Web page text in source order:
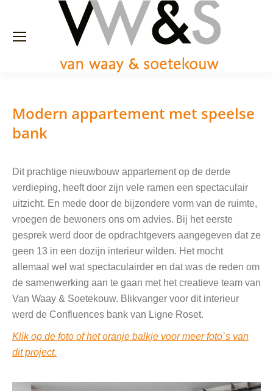
Modern appartement met speelse
bank
Dit prachtige nieuwbouw appartement op de derde
verdieping, heeft door zijn vele ramen een spectaculair
uitzicht. En mede door de bijzondere vorm van de ruimte,
vroegen de bewoners ons om advies. Bij het eerste
gesprek werd door de opdrachtgevers aangegeven dat ze
geen 13 in een dozijn interieur wilden. Het mocht
allemaal wel wat spectaculairder en dat was de reden om
de samenwerking aan te gaan met het creatieve team van
Van Waay & Soetekouw. Blikvanger voor dit interieur
werd de Confluences bank van Ligne Roset.
Klik op de foto of het oranje balkje voor meer foto`s van
dit project.